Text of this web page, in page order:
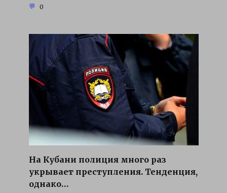
0
На Кубани полиция много раз
укрывает преступления. Тенденция,
однако…